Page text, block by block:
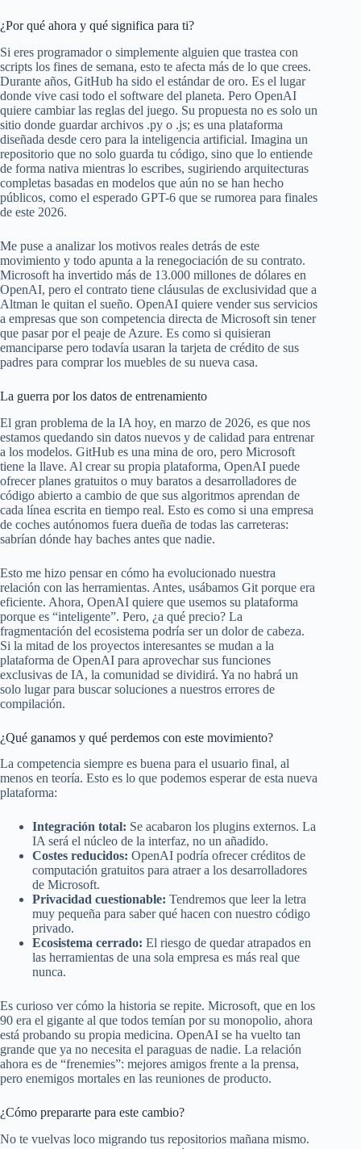
¿Por qué ahora y qué significa para ti?
Si eres programador o simplemente alguien que trastea con
scripts los fines de semana, esto te afecta más de lo que crees.
Durante años, GitHub ha sido el estándar de oro. Es el lugar
donde vive casi todo el software del planeta. Pero OpenAI
quiere cambiar las reglas del juego. Su propuesta no es solo un
sitio donde guardar archivos .py o .js; es una plataforma
diseñada desde cero para la inteligencia artificial. Imagina un
repositorio que no solo guarda tu código, sino que lo entiende
de forma nativa mientras lo escribes, sugiriendo arquitecturas
completas basadas en modelos que aún no se han hecho
públicos, como el esperado GPT-6 que se rumorea para finales
de este 2026.
Me puse a analizar los motivos reales detrás de este
movimiento y todo apunta a la renegociación de su contrato.
Microsoft ha invertido más de 13.000 millones de dólares en
OpenAI, pero el contrato tiene cláusulas de exclusividad que a
Altman le quitan el sueño. OpenAI quiere vender sus servicios
a empresas que son competencia directa de Microsoft sin tener
que pasar por el peaje de Azure. Es como si quisieran
emanciparse pero todavía usaran la tarjeta de crédito de sus
padres para comprar los muebles de su nueva casa.
La guerra por los datos de entrenamiento
El gran problema de la IA hoy, en marzo de 2026, es que nos
estamos quedando sin datos nuevos y de calidad para entrenar
a los modelos. GitHub es una mina de oro, pero Microsoft
tiene la llave. Al crear su propia plataforma, OpenAI puede
ofrecer planes gratuitos o muy baratos a desarrolladores de
código abierto a cambio de que sus algoritmos aprendan de
cada línea escrita en tiempo real. Esto es como si una empresa
de coches autónomos fuera dueña de todas las carreteras:
sabrían dónde hay baches antes que nadie.
Esto me hizo pensar en cómo ha evolucionado nuestra
relación con las herramientas. Antes, usábamos Git porque era
eficiente. Ahora, OpenAI quiere que usemos su plataforma
porque es “inteligente”. Pero, ¿a qué precio? La
fragmentación del ecosistema podría ser un dolor de cabeza.
Si la mitad de los proyectos interesantes se mudan a la
plataforma de OpenAI para aprovechar sus funciones
exclusivas de IA, la comunidad se dividirá. Ya no habrá un
solo lugar para buscar soluciones a nuestros errores de
compilación.
¿Qué ganamos y qué perdemos con este movimiento?
La competencia siempre es buena para el usuario final, al
menos en teoría. Esto es lo que podemos esperar de esta nueva
plataforma:
Integración total: Se acabaron los plugins externos. La
IA será el núcleo de la interfaz, no un añadido.
Costes reducidos: OpenAI podría ofrecer créditos de
computación gratuitos para atraer a los desarrolladores
de Microsoft.
Privacidad cuestionable: Tendremos que leer la letra
muy pequeña para saber qué hacen con nuestro código
privado.
Ecosistema cerrado: El riesgo de quedar atrapados en
las herramientas de una sola empresa es más real que
nunca.
Es curioso ver cómo la historia se repite. Microsoft, que en los
90 era el gigante al que todos temían por su monopolio, ahora
está probando su propia medicina. OpenAI se ha vuelto tan
grande que ya no necesita el paraguas de nadie. La relación
ahora es de “frenemies”: mejores amigos frente a la prensa,
pero enemigos mortales en las reuniones de producto.
¿Cómo prepararte para este cambio?
No te vuelvas loco migrando tus repositorios mañana mismo.